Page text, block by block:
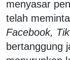
menyasar
telah
Facebook,
bertanggung